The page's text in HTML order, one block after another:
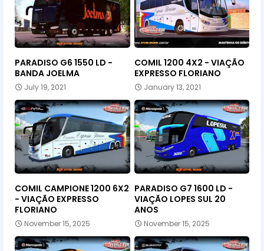
PARADISO G6 1550 LD -
BANDA JOELMA
July 19, 2021
COMIL 1200 4X2 - VIAÇÃO
EXPRESSO FLORIANO
January 13, 2021
COMIL CAMPIONE 1200 6X2
- VIAÇÃO EXPRESSO
FLORIANO
November 15, 2025
PARADISO G7 1600 LD -
VIAÇÃO LOPES SUL 20
ANOS
November 15, 2025